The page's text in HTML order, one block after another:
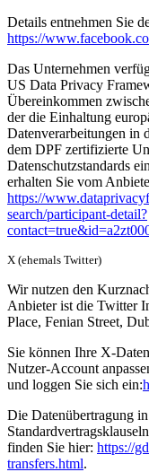
Details entnehmen Sie
https://
Das Unternehmen
US Data Privacy
Übereinkommen
der die Einhaltung
Datenverarbeitungen in
dem DPF zertifizierte
Datenschutzstandards
erhalten Sie vom
https://
search/participant-detail?
X (ehemals Twitter)
Wir nutzen den
Anbieter ist die Twitter
Place, Fenian Street,
Sie können Ihre X-
Nutzer-Account
und loggen Sie sich ein:
Die Datenübertragung
finden Sie hier: https://
transfers.html.